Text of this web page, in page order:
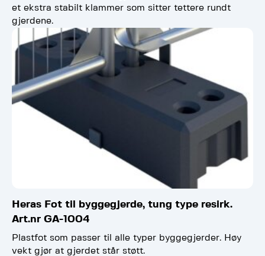
et ekstra stabilt klammer som sitter tettere rundt
gjerdene.
Heras Fot til byggegjerde, tung type resirk.
Art.nr GA-1004
Plastfot som passer til alle typer byggegjerder. Høy
vekt gjør at gjerdet står støtt.